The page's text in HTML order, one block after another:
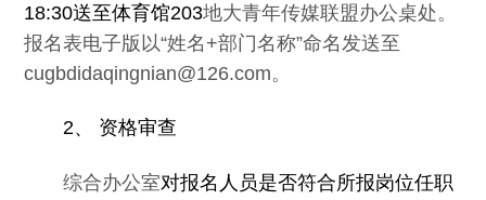
18:30送至体育馆203地大青年传媒联盟办公桌处。
报名表电子版以“姓名 +部门名称”命名发送至
cugbdidaqingnian@126.com。
2、 资格审查
综合办公室对报名人员是否符合所报岗位任职